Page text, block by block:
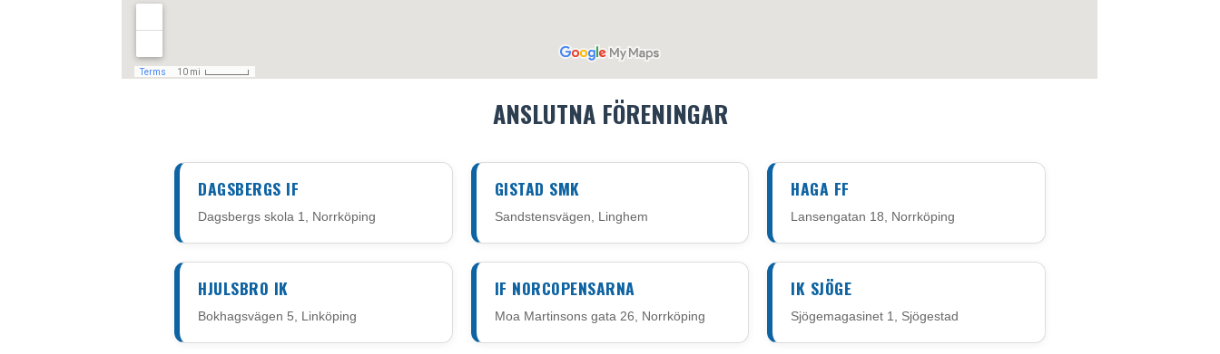
ANSLUTNA FÖRENINGAR
DAGSBERGS IF
Dagsbergs skola 1, Norrköping
GISTAD SMK
Sandstensvägen, Linghem
HAGA FF
Lansengatan 18, Norrköping
HJULSBRO IK
Bokhagsvägen 5, Linköping
IF NORCOPENSARNA
Moa Martinsons gata 26, Norrköping
IK SJÖGE
Sjögemagasinet 1, Sjögestad